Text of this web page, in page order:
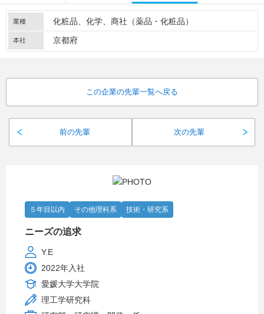
業種 化粧品 化学 商社（薬品・化粧品）
本社 京都府
前の先輩
この企業の先輩一覧へ戻る
次の先輩
５年目以内 その他理科系 技術・研究系
ニーズの追求
Y.E
2022年入社
愛媛大学大学院
理工学研究科